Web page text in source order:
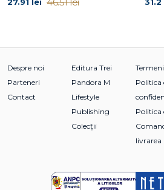
Povestea 9: Arborele cu pene
Povestea 10: Pielea care vorbește
Vorbele vindecă. Somatizarea ✮ 5–10
Încrederea în sine ✮ 5–10 ani
Borcănașul recunoștinței (sau
Jocul gâștelor
Despre noi
Parteneri
Contact
Editura Trei
Pandora M
Lifestyle
Publishing
Colecții
Politica
Politica
livrarea